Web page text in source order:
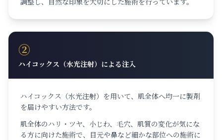
②
ハイコックス（水光注射）による注入
ハイコックス（水光注射）を用いて、肌全体へ均一に製剤
を届けやすい方法です。
肌全体のハリ・ツヤ、小じわ、毛穴、肌質の変化が気にな
る方に向けた施術で、目元や鼻など細かな部位への施術に